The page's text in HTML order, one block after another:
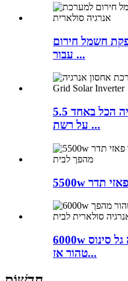
חשמל חירום
עבור ...
מערכת אחסון אנרגיה הכל באחד 5.5KW
על רשת ...
6000w סוללה ביעילות גבוהה גל סינוס
טהור אז...